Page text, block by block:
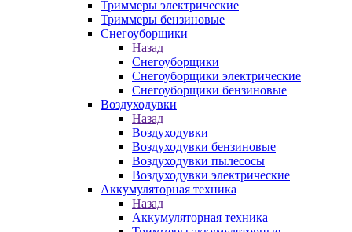
Триммеры электрические
Триммеры бензиновые
Снегоуборщики
Назад
Снегоуборщики
Снегоуборщики электрические
Снегоуборщики бензиновые
Воздуходувки
Назад
Воздуходувки
Воздуходувки бензиновые
Воздуходувки пылесосы
Воздуходувки электрические
Аккумуляторная техника
Назад
Аккумуляторная техника